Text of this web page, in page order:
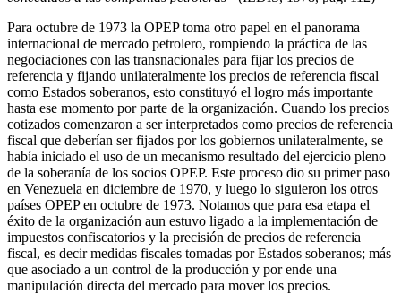
Para octubre de 1973 la OPEP toma otro papel en el panorama
internacional de mercado petrolero, rompiendo la práctica de las
negociaciones con las transnacionales para fijar los precios de
referencia y fijando unilateralmente los precios de referencia fiscal
como Estados soberanos, esto constituyó el logro más importante
hasta ese momento por parte de la organización. Cuando los precios
cotizados comenzaron a ser interpretados como precios de referencia
fiscal que deberían ser fijados por los gobiernos unilateralmente, se
había iniciado el uso de un mecanismo resultado del ejercicio pleno
de la soberanía de los socios OPEP. Este proceso dio su primer paso
en Venezuela en diciembre de 1970, y luego lo siguieron los otros
países OPEP en octubre de 1973. Notamos que para esa etapa el
éxito de la organización aun estuvo ligado a la implementación de
impuestos confiscatorios y la precisión de precios de referencia
fiscal, es decir medidas fiscales tomadas por Estados soberanos; más
que asociado a un control de la producción y por ende una
manipulación directa del mercado para mover los precios.